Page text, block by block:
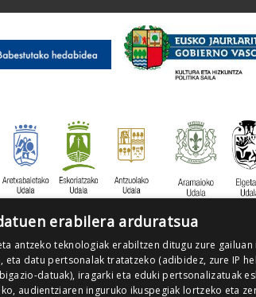
erabilera arduratsua
antzeko teknologiak erabiltzen ditugu zure
eta datu pertsonalak tratatzeko (adibidez, zure IP
datuak), iragarki eta eduki pertsonalizatuak
audientziaren inguruko ikuspegiak lortzeko eta